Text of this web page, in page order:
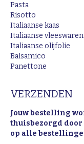
Pasta
Risotto
Italiaanse kaas
Italiaanse vleeswaren
Italiaanse olijfolie
Balsamico
Panettone
VERZENDEN
Jouw bestelling
thuisbezorgd door
op alle